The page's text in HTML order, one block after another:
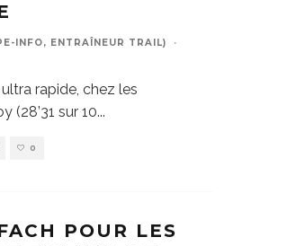
INFO, ENTRAÎNEUR TRAIL)
·
rapide, chez les
(28’31 sur 10...
0
POUR LES